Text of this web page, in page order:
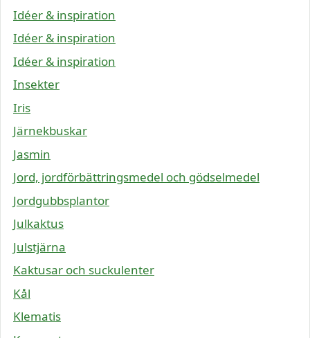
Idéer & inspiration
Idéer & inspiration
Idéer & inspiration
Insekter
Iris
Järnekbuskar
Jasmin
Jord, jordförbättringsmedel och gödselmedel
Jordgubbsplantor
Julkaktus
Julstjärna
Kaktusar och suckulenter
Kål
Klematis